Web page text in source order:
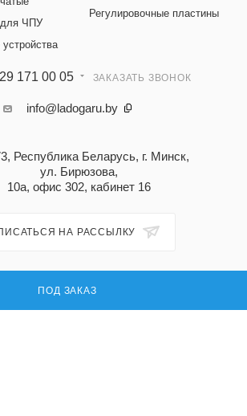
ПОД ЗАКАЗ
для ЧПУ
Регулировочные пластины
171 00 05 ЗАКАЗАТЬ ЗВОНОК
info@ladogaru.by
Республика Беларусь, г. Минск,
ул. Бирюзова,
10а, офис 302, кабинет 16
НА РАССЫЛКУ